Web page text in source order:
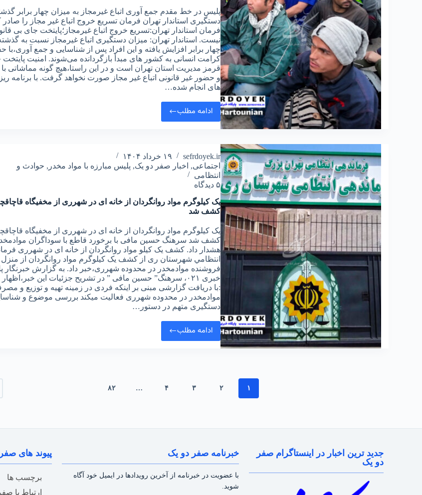
پلیس در خط مقدم جمع آوری اتباع غیرمجاز به میزان چهار برابر
دستگیری استاندار تهران فرمان تسریع خروج اتباع غیر مجاز را صادر
فرمان استاندار تهران:تسریع خروج اتباع غیرمجاز؛پایتخت جای بی
نیست. استاندار تهران: میزان دستگیری اتباع غیرمجاز نسبت به
چهار برابر افزایش یافته و این افراد پس از شناسایی و جمع‌ آوری،با
کرامت انسانی به کشور های مبدأ بازگردانده می‌شوند. امنیت
قرمز مدیریت استان تهران است و در این راستا،هیچ‌ گونه مماشاتی با
و حضور غیر قانونی اتباع غیر مجاز صورت نخواهد گرفت. با برنامه‌
های انجام‌ شده…
ادامه مطلب
sefrdoyek.ir
۱۹ خرداد ۱۴۰۴
اجتماعی, اخبار صفر دو یک, پلیس مبارزه با مواد مخدر , حوادث و
انتظامی
۵ دیدگاه
یک کیلوگرم مواد روانگردان از خانه ای در شهرری از مخفیگاه
کشف شد
یک کیلوگرم مواد روانگردان از خانه ای در شهرری از مخفیگاه
کشف شد سرهنگ حسین مافی با برخورد قاطع با سوداگران
هشدار داد. کشف یک کیلو مواد روانگردان از خانه ای در شهرری
انتظامي شهرستان ری از کشف یک کیلوگرم مواد روانگردان از
فروشنده موادمخدر در محدوده شهرری،خبر داد. به گزارش خبرنگار
خبری ۰۲۱، سرهنگ” حسین مافی ” در تشريح جزئيات اين
:با دریافت گزارشی مبنی بر اینکه فردی در زمینه تهیه و توزیع و
موادمخدر در محدوده شهرری فعالیت میکند بررسی موضوع و
دستگیری متهم در دستور…
ادامه مطلب
۱ ۲ ۳ ۴ … ۸۲
جدید ترین اخبار در اینستاگرام صفر
دو یک
خبرنامه صفر دو یک
با عضویت در خبرنامه از آخرین رویدادها در ایمیل خود آگاه
شوید.
پیوند های
برچسب ها
ارتباط با